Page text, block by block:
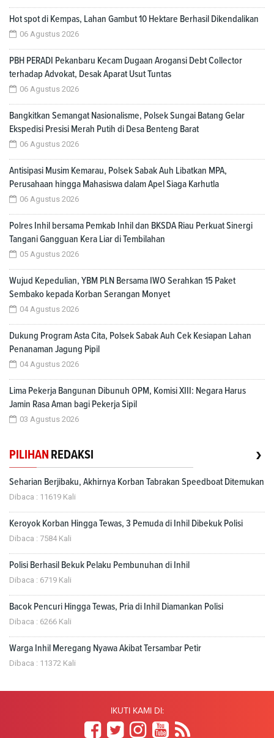
Hot spot di Kempas, Lahan Gambut 10 Hektare Berhasil Dikendalikan
06 Agustus 2026
PBH PERADI Pekanbaru Kecam Dugaan Arogansi Debt Collector
terhadap Advokat, Desak Aparat Usut Tuntas
06 Agustus 2026
Bangkitkan Semangat Nasionalisme, Polsek Sungai Batang Gelar
Ekspedisi Presisi Merah Putih di Desa Benteng Barat
06 Agustus 2026
Antisipasi Musim Kemarau, Polsek Sabak Auh Libatkan MPA,
Perusahaan hingga Mahasiswa dalam Apel Siaga Karhutla
06 Agustus 2026
Polres Inhil bersama Pemkab Inhil dan BKSDA Riau Perkuat Sinergi
Tangani Gangguan Kera Liar di Tembilahan
05 Agustus 2026
Wujud Kepedulian, YBM PLN Bersama IWO Serahkan 15 Paket
Sembako kepada Korban Serangan Monyet
04 Agustus 2026
Dukung Program Asta Cita, Polsek Sabak Auh Cek Kesiapan Lahan
Penanaman Jagung Pipil
04 Agustus 2026
Lima Pekerja Bangunan Dibunuh OPM, Komisi XIII: Negara Harus
Jamin Rasa Aman bagi Pekerja Sipil
03 Agustus 2026
PILIHAN REDAKSI ›
Seharian Berjibaku, Akhirnya Korban Tabrakan Speedboat Ditemukan
Dibaca : 11619 Kali
Keroyok Korban Hingga Tewas, 3 Pemuda di Inhil Dibekuk Polisi
Dibaca : 7584 Kali
Polisi Berhasil Bekuk Pelaku Pembunuhan di Inhil
Dibaca : 6719 Kali
Bacok Pencuri Hingga Tewas, Pria di Inhil Diamankan Polisi
Dibaca : 6266 Kali
Warga Inhil Meregang Nyawa Akibat Tersambar Petir
Dibaca : 11372 Kali
IKUTI KAMI DI: